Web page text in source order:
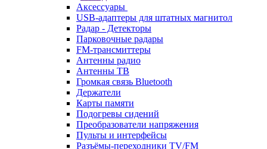
Аксессуары
USB-адаптеры для штатных магнитол
Радар - Детекторы
Парковочные радары
FM-трансмиттеры
Антенны радио
Антенны ТВ
Громкая связь Bluetooth
Держатели
Карты памяти
Подогревы сидений
Преобразователи напряжения
Пульты и интерфейсы
Разъёмы-переходники TV/FM